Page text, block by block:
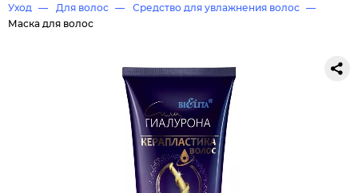
Уход Для волос
Средство для увлажнения волос
Маска для волос